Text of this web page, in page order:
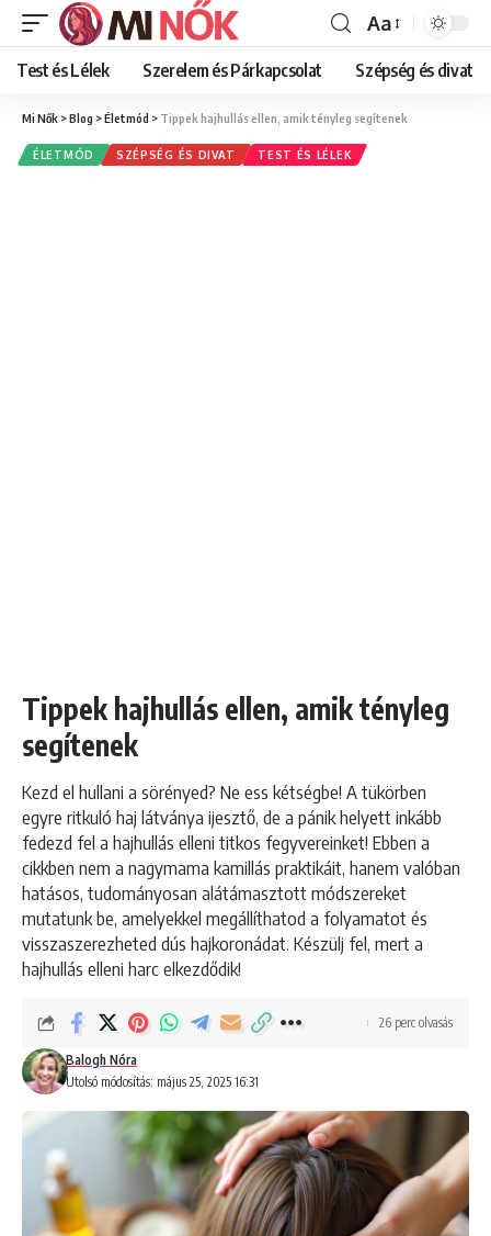
Font
Resizer
Aa
Test és Lélek Szerelem és Párkapcsolat Szépség és divat
Mi Nők >Blog >Életmód > Tippek hajhullás ellen, amik tényleg segítenek
ÉLETMÓD SZÉPSÉG ÉS DIVAT TEST ÉS LÉLEK
Tippek hajhullás ellen, amik tényleg
segítenek
Kezd el hullani a sörényed? Ne ess kétségbe! A tükörben
egyre ritkuló haj látványa ijesztő, de a pánik helyett inkább
fedezd fel a hajhullás elleni titkos fegyvereinket! Ebben a
cikkben nem a nagymama kamillás praktikáit, hanem valóban
hatásos, tudományosan alátámasztott módszereket
mutatunk be, amelyekkel megállíthatod a folyamatot és
visszaszerezheted dús hajkoronádat. Készülj fel, mert a
hajhullás elleni harc elkezdődik!
Utolsó módosítás: május 25, 2025 16:31
Balogh Nóra
26 perc olvasás